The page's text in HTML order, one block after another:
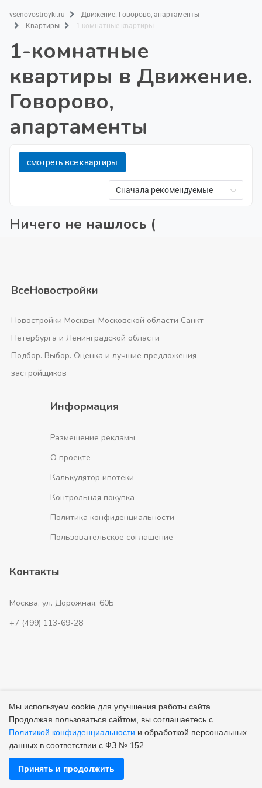
vsenovostroyki.ru
Движение. Говорово, апартаменты
Квартиры
1-комнатные квартиры
1-комнатные
квартиры в Движение.
Говорово,
апартаменты
смотреть все квартиры
Сначала рекомендуемые
Ничего не нашлось (
ВсеНовостройки
Новостройки Москвы, Московской области Санкт-
Петербурга и Ленинградской области
Подбор. Выбор. Оценка и лучшие предложения
застройщиков
Информация
Размещение рекламы
О проекте
Калькулятор ипотеки
Контрольная покупка
Политика конфиденциальности
Пользовательское соглашение
Контакты
Москва, ул. Дорожная, 60Б
+7 (499) 113-69-28
Главная Новостройки Таунхаусы Апартаменты
Застройщики
© 2026 ВсеНовостройки. +7 (499) 113-69-28
Мы используем cookie для улучшения работы сайта.
Продолжая пользоваться сайтом, вы соглашаетесь с
Политикой конфиденциальности и обработкой персональных
данных в соответствии с ФЗ № 152.
Принять и продолжить